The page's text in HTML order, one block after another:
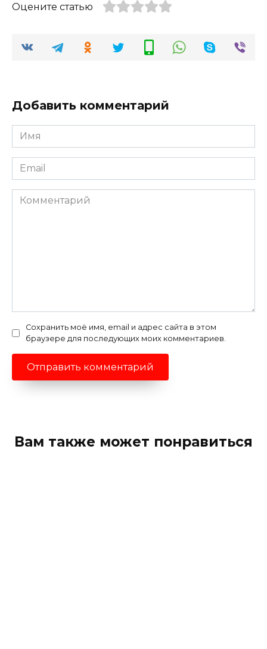
Оцените статью
Добавить комментарий
Имя
*
Email
*
Комментарий
Сохранить моё имя, email и адрес сайта в этом
браузере для последующих моих комментариев.
Вам также может понравиться